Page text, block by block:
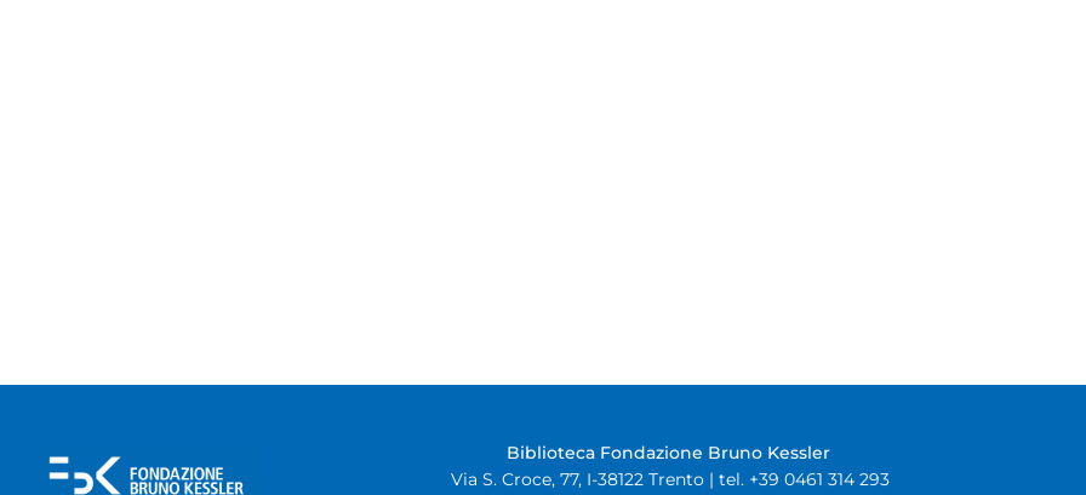
Biblioteca Fondazione Bruno Kessler
Via S. Croce, 77, I-38122 Trento | tel. +39 0461 314 293